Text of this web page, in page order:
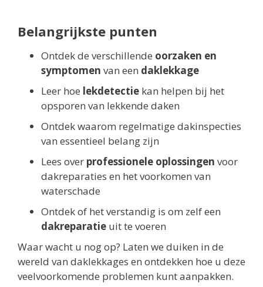
Belangrijkste punten
Ontdek de verschillende oorzaken en
symptomen van een daklekkage
Leer hoe lekdetectie kan helpen bij het
opsporen van lekkende daken
Ontdek waarom regelmatige dakinspecties
van essentieel belang zijn
Lees over professionele oplossingen voor
dakreparaties en het voorkomen van
waterschade
Ontdek of het verstandig is om zelf een
dakreparatie uit te voeren
Waar wacht u nog op? Laten we duiken in de
wereld van daklekkages en ontdekken hoe u deze
veelvoorkomende problemen kunt aanpakken.